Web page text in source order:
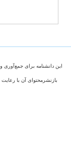
این دانشنامه برای جمع‌آوری
بازنشرمحتوای آن با رعایت